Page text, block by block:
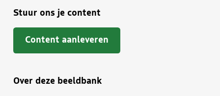
Stuur ons je content
Content aanleveren
Over deze beeldbank